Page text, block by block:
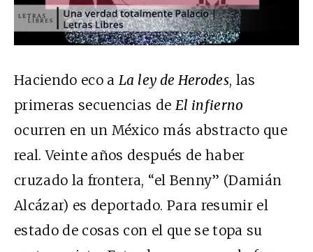
Haciendo eco aLa ley de Herodes, las
primeras secuencias de El infierno
ocurren en un México más abstracto que
real. Veinte años después de haber
cruzado la frontera, “el Benny” (Damián
Alcázar) es deportado. Para resumir el
estado de cosas con el que se topa su